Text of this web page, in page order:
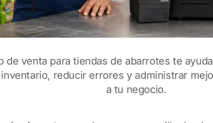
de venta para tiendas de abarrotes te
reducir errores y administrar
a tu negocio.